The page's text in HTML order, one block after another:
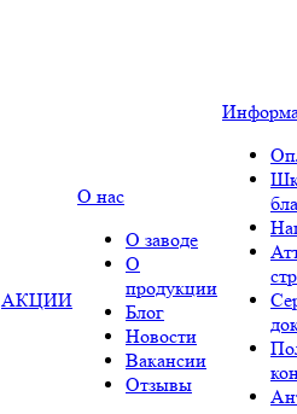
АКЦИИ
О нас
О заводе
О
продукции
Блог
Новости
Вакансии
Отзывы